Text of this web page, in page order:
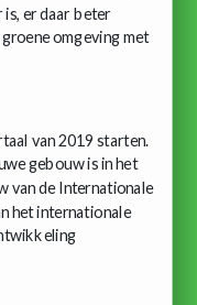
er daar beter
omgeving met
van 2019 starten.
gebouw is in het
van de Internationale
het internationale